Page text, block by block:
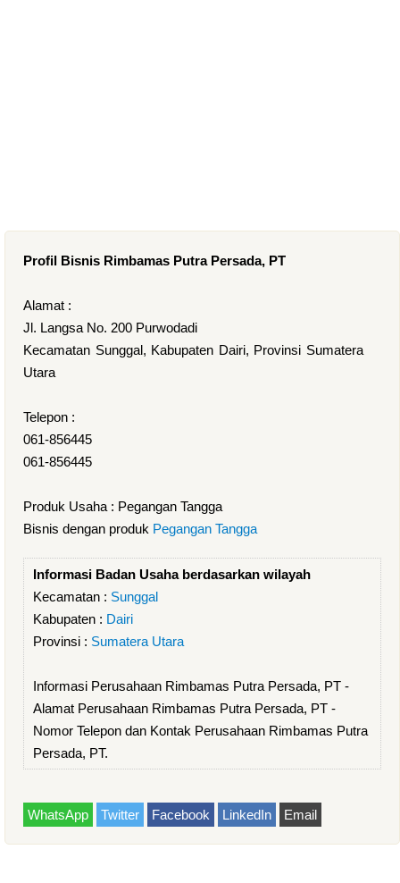
Profil Bisnis Rimbamas Putra Persada, PT
Alamat :
Jl. Langsa No. 200 Purwodadi
Kecamatan Sunggal, Kabupaten Dairi, Provinsi Sumatera
Utara
Telepon :
061-856445
061-856445
Produk Usaha : Pegangan Tangga
Bisnis dengan produk Pegangan Tangga
Informasi Badan Usaha berdasarkan wilayah
Kecamatan : Sunggal
Kabupaten : Dairi
Provinsi : Sumatera Utara
Informasi Perusahaan Rimbamas Putra Persada, PT -
Alamat Perusahaan Rimbamas Putra Persada, PT -
Nomor Telepon dan Kontak Perusahaan Rimbamas Putra
Persada, PT.
WhatsApp Twitter Facebook LinkedIn Email